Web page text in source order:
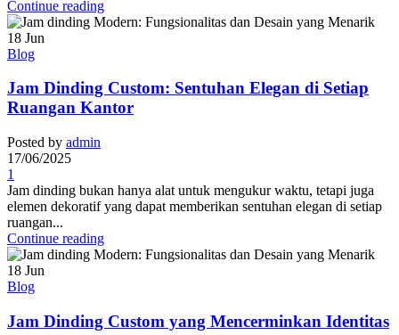
Continue reading
18 Jun
Blog
Jam Dinding Custom: Sentuhan Elegan di Setiap
Ruangan Kantor
Posted by admin
17/06/2025
1
Jam dinding bukan hanya alat untuk mengukur waktu, tetapi juga
elemen dekoratif yang dapat memberikan sentuhan elegan di setiap
ruangan...
Continue reading
18 Jun
Blog
Jam Dinding Custom yang Mencerminkan Identitas